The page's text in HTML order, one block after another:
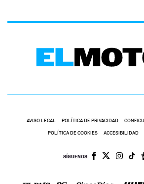
AVISO LEGAL POLÍTICA DE PRIVACIDAD
POLÍTICA DE COOKIES ACCESIBILIDAD
SÍGUENOS: